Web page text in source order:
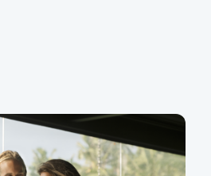
můžete využít